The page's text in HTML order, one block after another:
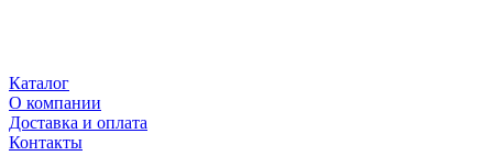
Каталог
О компании
Доставка и оплата
Контакты